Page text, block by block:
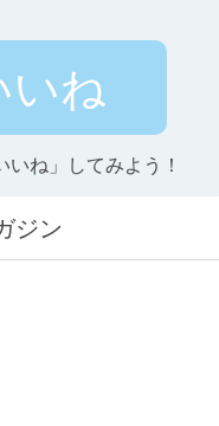
いね
ね」してみよう！
ジン